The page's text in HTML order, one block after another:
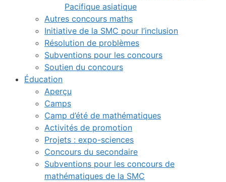
Pacifique asiatique
Autres concours maths
Initiative de la SMC pour l’inclusion
Résolution de problèmes
Subventions pour les concours
Soutien du concours
Éducation
Aperçu
Camps
Camp d’été de mathématiques
Activités de promotion
Projets : expo-sciences
Concours du secondaire
Subventions pour les concours de
mathématiques de la SMC